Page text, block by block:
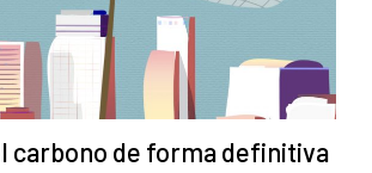
carbono de forma definitiva